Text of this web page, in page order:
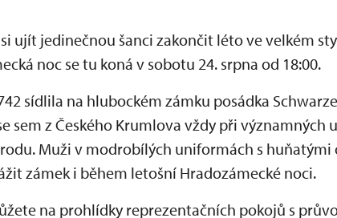
ujít jedinečnou šanci zakončit léto ve velkém
noc se tu koná v sobotu 24. srpna od 18:00.
sídlila na hlubockém zámku posádka
sem z Českého Krumlova vždy při významných
Muži v modrobílých uniformách s huňatými
zámek i během letošní Hradozámecké noci.
na prohlídky reprezentačních pokojů s